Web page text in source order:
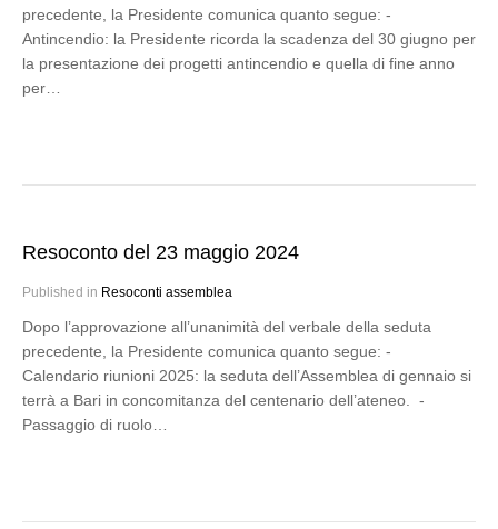
precedente, la Presidente comunica quanto segue: -
Antincendio: la Presidente ricorda la scadenza del 30 giugno per
la presentazione dei progetti antincendio e quella di fine anno
per…
Resoconto del 23 maggio 2024
Published in Resoconti assemblea
Dopo l’approvazione all’unanimità del verbale della seduta
precedente, la Presidente comunica quanto segue: -
Calendario riunioni 2025: la seduta dell’Assemblea di gennaio si
terrà a Bari in concomitanza del centenario dell’ateneo. -
Passaggio di ruolo…